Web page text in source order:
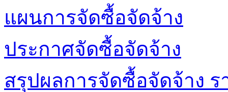
แผนการจัดซื้อจัดจ้าง
ประกาศจัดซื้อจัดจ้าง
สรุปผลการจัดซื้อจัดจ้าง ร